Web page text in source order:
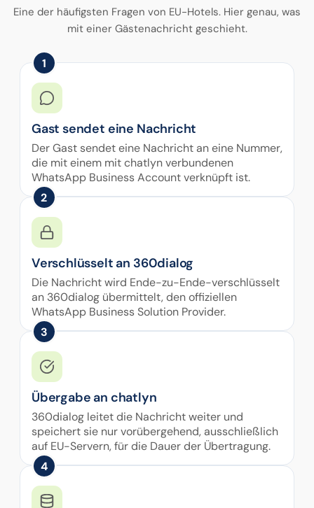
Eine der häufigsten Fragen von EU-Hotels. Hier genau, was
mit einer Gästenachricht geschieht.
1
Gast sendet eine Nachricht
Der Gast sendet eine Nachricht an eine Nummer,
die mit einem mit chatlyn verbundenen
WhatsApp Business Account verknüpft ist.
2
Verschlüsselt an 360dialog
Die Nachricht wird Ende-zu-Ende-verschlüsselt
an 360dialog übermittelt, den offiziellen
WhatsApp Business Solution Provider.
3
Übergabe an chatlyn
360dialog leitet die Nachricht weiter und
speichert sie nur vorübergehend, ausschließlich
auf EU-Servern, für die Dauer der Übertragung.
4